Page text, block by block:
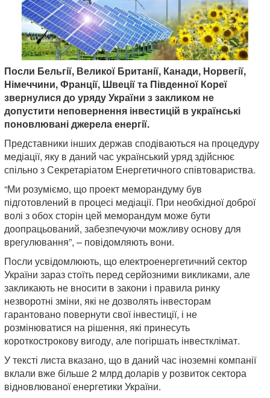
Посли Бельгії, Великої Британії, Канади, Норвегії,
Німеччини, Франції, Швеції та Південної Кореї
звернулися до уряду України з закликом не
допустити неповернення інвестицій в українські
поновлювані джерела енергії.
Представники інших держав сподіваються на процедуру
медіації, яку в даний час український уряд здійснює
спільно з Секретаріатом Енергетичного співтовариства.
“Ми розуміємо, що проект меморандуму був
підготовлений в процесі медіації. При необхідної доброї
волі з обох сторін цей меморандум може бути
доопрацьований, забезпечуючи можливу основу для
врегулювання”, – повідомляють вони.
Посли усвідомлюють, що електроенергетичний сектор
України зараз стоїть перед серйозними викликами, але
закликають не вносити в закони і правила ринку
незворотні зміни, які не дозволять інвесторам
гарантовано повернути свої інвестиції, і не
розмінюватися на рішення, які принесуть
короткострокову вигоду, але погіршать інвестклімат.
У тексті листа вказано, що в даний час іноземні компанії
вклали вже більше 2 млрд доларів у розвиток сектора
відновлюваної енергетики України.